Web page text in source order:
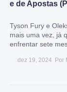
e de Apostas
Tyson Fury e
mais uma vez, já
enfrentar sete
pesados desde
dez 19, 2024 Por